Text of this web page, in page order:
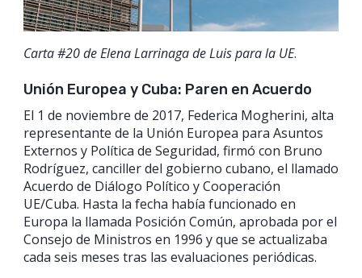
Carta #20 de Elena Larrinaga de Luis para la UE.
Unión Europea y Cuba: Paren en Acuerdo
El 1 de noviembre de 2017, Federica Mogherini, alta
representante de la Unión Europea para Asuntos
Externos y Política de Seguridad, firmó con Bruno
Rodríguez, canciller del gobierno cubano, el llamado
Acuerdo de Diálogo Político y Cooperación
UE/Cuba. Hasta la fecha había funcionado en
Europa la llamada Posición Común, aprobada por el
Consejo de Ministros en 1996 y que se actualizaba
cada seis meses tras las evaluaciones periódicas.